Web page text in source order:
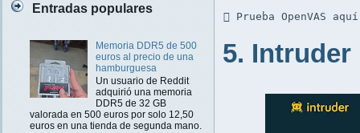
Entradas populares
Memoria DDR5 de 500
euros al precio de una
hamburguesa
Un usuario de Reddit
adquirió una memoria
DDR5 de 32 GB
valorada en 500 euros por solo 12,50
euros en una tienda de segunda mano.
 Prueba OpenVAS
5. Intruder